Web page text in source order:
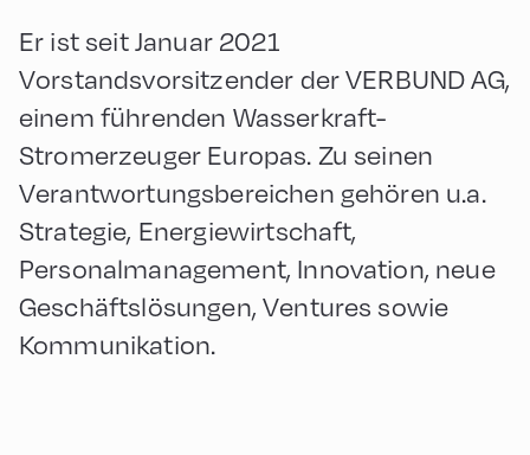
Er ist seit Januar 2021
Vorstandsvorsitzender der VERBUND AG,
einem führenden Wasserkraft-
Stromerzeuger Europas. Zu seinen
Verantwortungsbereichen gehören u.a.
Strategie, Energiewirtschaft,
Personalmanagement, Innovation, neue
Geschäftslösungen, Ventures sowie
Kommunikation.